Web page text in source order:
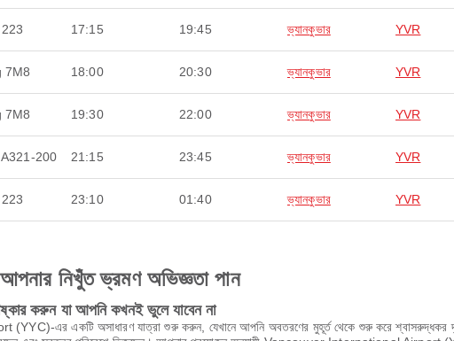
17:15 19:45 ভ্যানকুভার YVR
7M8 18:00 20:30 ভ্যানকুভার YVR
7M8 19:30 22:00 ভ্যানকুভার YVR
200 21:15 23:45 ভ্যানকুভার YVR
23:10 01:40 ভ্যানকুভার YVR
নিখুঁত ভ্রমণ অভিজ্ঞতা পান
করুন যা আপনি কখনই ভুলে যাবেন না
এর একটি অসাধারণ যাত্রা শুরু করুন, যেখানে আপনি অবতরণের মুহূর্ত থেকে শুরু করে শ্বাসরুদ্ধকর